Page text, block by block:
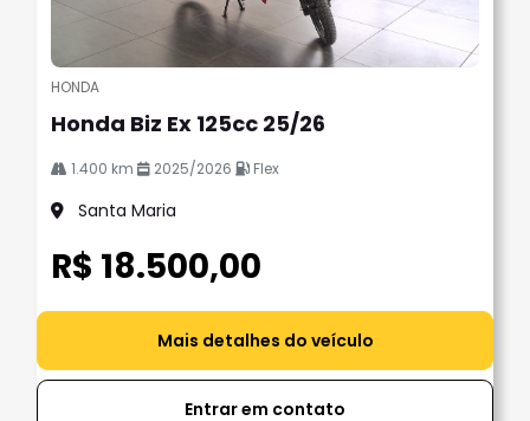
HONDA
Honda Biz Ex 125cc 25/26
1.400 km 2025/2026 Flex
Santa Maria
R$ 18.500,00
Mais detalhes do veículo
Entrar em contato